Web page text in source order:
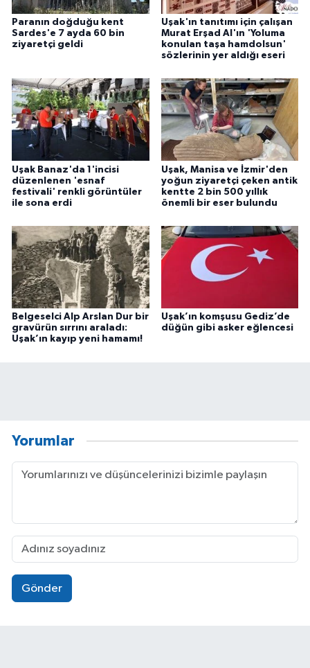
Paranın doğduğu kent
Sardes'e 7 ayda 60 bin
ziyaretçi geldi
Uşak'ın tanıtımı için çalışan
Murat Erşad Al'ın 'Yoluma
konulan taşa hamdolsun'
sözlerinin yer aldığı eseri
Uşak Banaz'da 1'incisi
düzenlenen 'esnaf
festivali' renkli görüntüler
ile sona erdi
Uşak, Manisa ve İzmir'den
yoğun ziyaretçi çeken antik
kentte 2 bin 500 yıllık
önemli bir eser bulundu
Belgeselci Alp Arslan Dur bir
gravürün sırrını araladı:
Uşak’ın kayıp yeni hamamı!
Uşak’ın komşusu Gediz’de
düğün gibi asker eğlencesi
Yorumlar
Gönder